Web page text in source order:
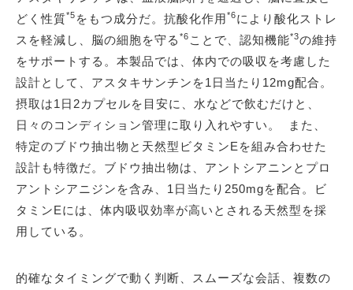
どく性質*5 をもつ成分だ。抗酸化作用*6により酸化ストレ
スを軽減し、脳の細胞を守る *6 ことで、認知機能*3の維持
をサポートする。本製品では、体内での吸収を考慮した
設計として、アスタキサンチンを1日当たり12mg配合。
摂取は1日2カプセルを目安に、水などで飲むだけと、
日々のコンディション管理に取り入れやすい。 また、
特定のブドウ抽出物と天然型ビタミンEを組み合わせた
設計も特徴だ。ブドウ抽出物は、アントシアニンとプロ
アントシアニジンを含み、1日当たり250mgを配合。ビ
タミンEには、体内吸収効率が高いとされる天然型を採
用している。
的確なタイミングで動く判断、スムーズな会話、複数の